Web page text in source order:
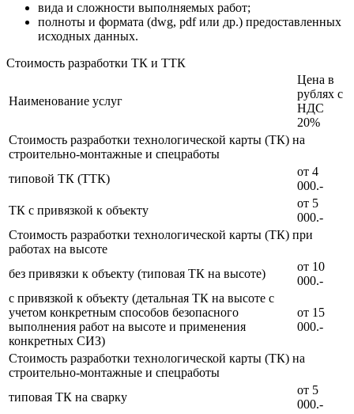
вида и сложности выполняемых работ;
полноты и формата (dwg, pdf или др.) предоставленных
исходных данных.
Стоимость разработки ТК и ТТК
Наименование услуг
Цена в
рублях с
НДС
20%
Стоимость разработки технологической карты (ТК) на
строительно-монтажные и спецработы
типовой ТК (ТТК)
от 4
000.-
ТК с привязкой к объекту
от 5
000.-
Стоимость разработки технологической карты (ТК) при
работах на высоте
без привязки к объекту (типовая ТК на высоте)
от 10
000.-
с привязкой к объекту (детальная ТК на высоте с
учетом конкретным способов безопасного
выполнения работ на высоте и применения
конкретных СИЗ)
от 15
000.-
Стоимость разработки технологической карты (ТК) на
строительно-монтажные и спецработы
типовая ТК на сварку
от 5
000.-